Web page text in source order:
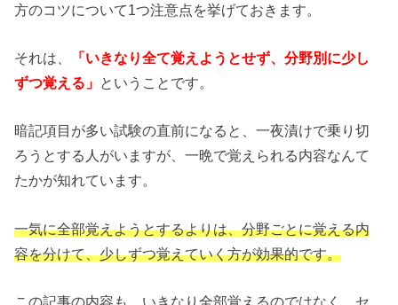
方のコツについて1つ注意点を挙げておきます。
それは、
「いきなり全て覚えようとせず、分野別に少し
ずつ覚える」 ということです。
暗記項目が多い試験の直前になると、一夜漬けで乗り切
ろうとする人がいますが、一晩で覚えられる内容なんて
たかが知れています。
一気に全部覚えようとするよりは、分野ごとに覚える内
容を分けて、少しずつ覚えていく方が効果的です。
この記事の内容も、いきなり全部覚えるのではなく、セ